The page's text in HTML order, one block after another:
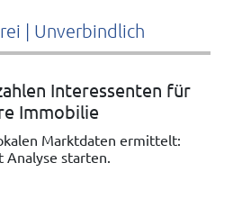
| Unverbindlich
Interessenten für
Immobilie
Marktdaten ermittelt:
Analyse starten.